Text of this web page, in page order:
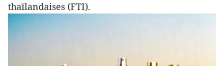
thaïlandaises (FTI).